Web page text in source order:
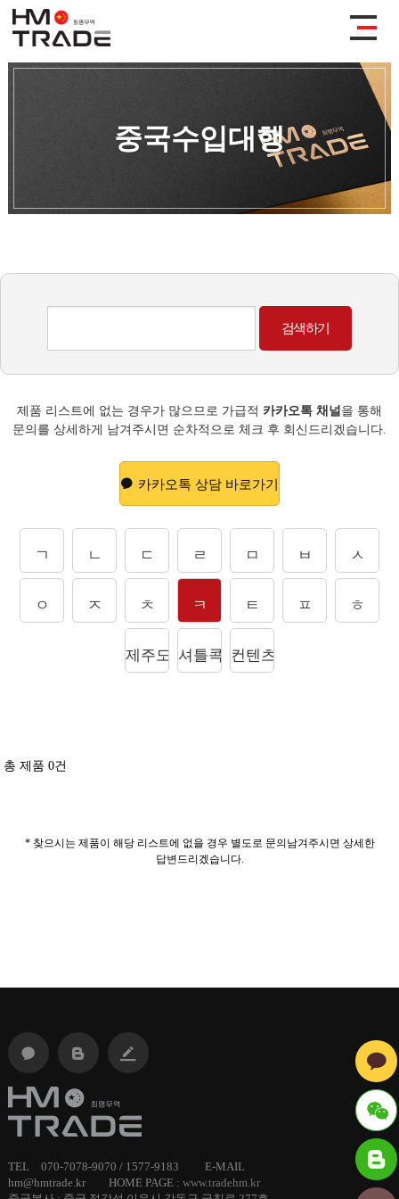
ID :
중국수입대행
제품 리스트에 없는 경우가 많으므로 가급적 카카오톡 채널 을 통해
문의를 상세하게 남겨주시면 순차적으로 체크 후 회신드리겠습니다.
카카오톡 상담 바로가기
ㄱ ㄴ ㄷ ㄹ ㅁ ㅂ ㅅ
ㅇ ㅈ ㅊ ㅋ ㅌ ㅍ ㅎ
제주도상품셔틀콕 컨텐츠
총 제품 0건
* 찾으시는 제품이 해당 리스트에 없을 경우 별도로 문의남겨주시면 상세한
답변드리겠습니다.
TEL 070-7078-9070 / 1577-9183 E-MAIL
hm@hmtrade.kr HOME PAGE : www.tradehm.kr